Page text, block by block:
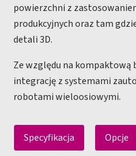
powierzchni z
produkcyjnych oraz tam
detali 3D.
Ze względu na kompaktową
integrację z systemami
robotami wieloosiowymi.
Specyfikacja Opcje